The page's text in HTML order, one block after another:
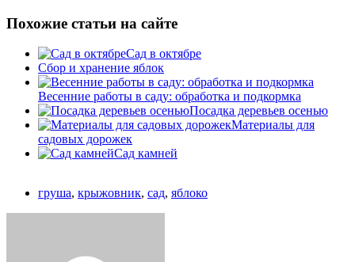
Похожие статьи на сайте
Сад в октябре
Сбор и хранение яблок
Весенние работы в саду: обработка и подкормка
Посадка деревьев осенью
Материалы для
садовых дорожек
Сад камней
груша, крыжовник, сад, яблоко